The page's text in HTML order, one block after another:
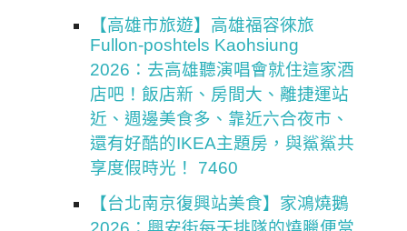
【高雄市旅遊】高雄福容徠旅
Fullon-poshtels Kaohsiung
2026：去高雄聽演唱會就住這家酒
店吧！飯店新、房間大、離捷運站
近、週邊美食多、靠近六合夜市、
還有好酷的IKEA主題房，與鯊鯊共
享度假時光！ 7460
【台北南京復興站美食】家鴻燒鵝